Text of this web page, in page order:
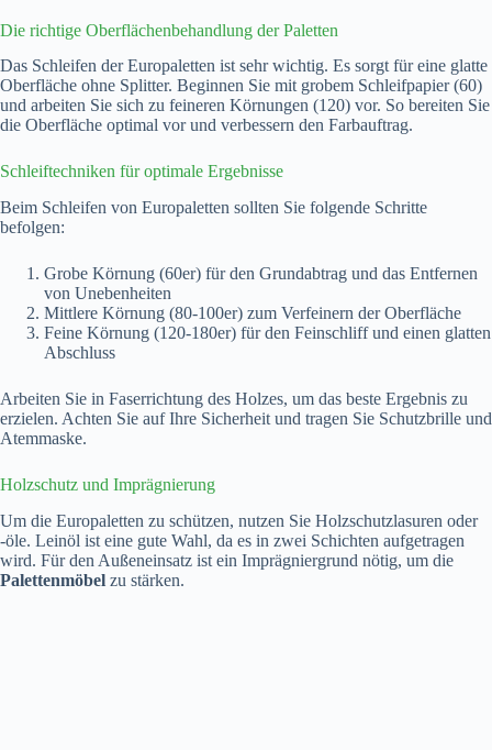
Die richtige Oberflächenbehandlung der Paletten
Das Schleifen der Europaletten ist sehr wichtig. Es sorgt für eine glatte
Oberfläche ohne Splitter. Beginnen Sie mit grobem Schleifpapier (60)
und arbeiten Sie sich zu feineren Körnungen (120) vor. So bereiten Sie
die Oberfläche optimal vor und verbessern den Farbauftrag.
Schleiftechniken für optimale Ergebnisse
Beim Schleifen von Europaletten sollten Sie folgende Schritte
befolgen:
Grobe Körnung (60er) für den Grundabtrag und das Entfernen
von Unebenheiten
Mittlere Körnung (80-100er) zum Verfeinern der Oberfläche
Feine Körnung (120-180er) für den Feinschliff und einen glatten
Abschluss
Arbeiten Sie in Faserrichtung des Holzes, um das beste Ergebnis zu
erzielen. Achten Sie auf Ihre Sicherheit und tragen Sie Schutzbrille und
Atemmaske.
Holzschutz und Imprägnierung
Um die Europaletten zu schützen, nutzen Sie Holzschutzlasuren oder
-öle. Leinöl ist eine gute Wahl, da es in zwei Schichten aufgetragen
wird. Für den Außeneinsatz ist ein Imprägniergrund nötig, um die
Palettenmöbel zu stärken.